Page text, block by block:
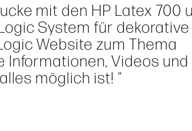
mit den HP Latex 700
System für dekorative
Website zum Thema
Videos und
möglich ist! "